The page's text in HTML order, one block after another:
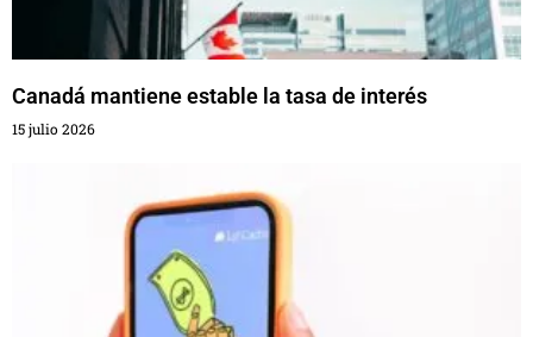
Canadá mantiene estable la tasa de interés
15 julio 2026